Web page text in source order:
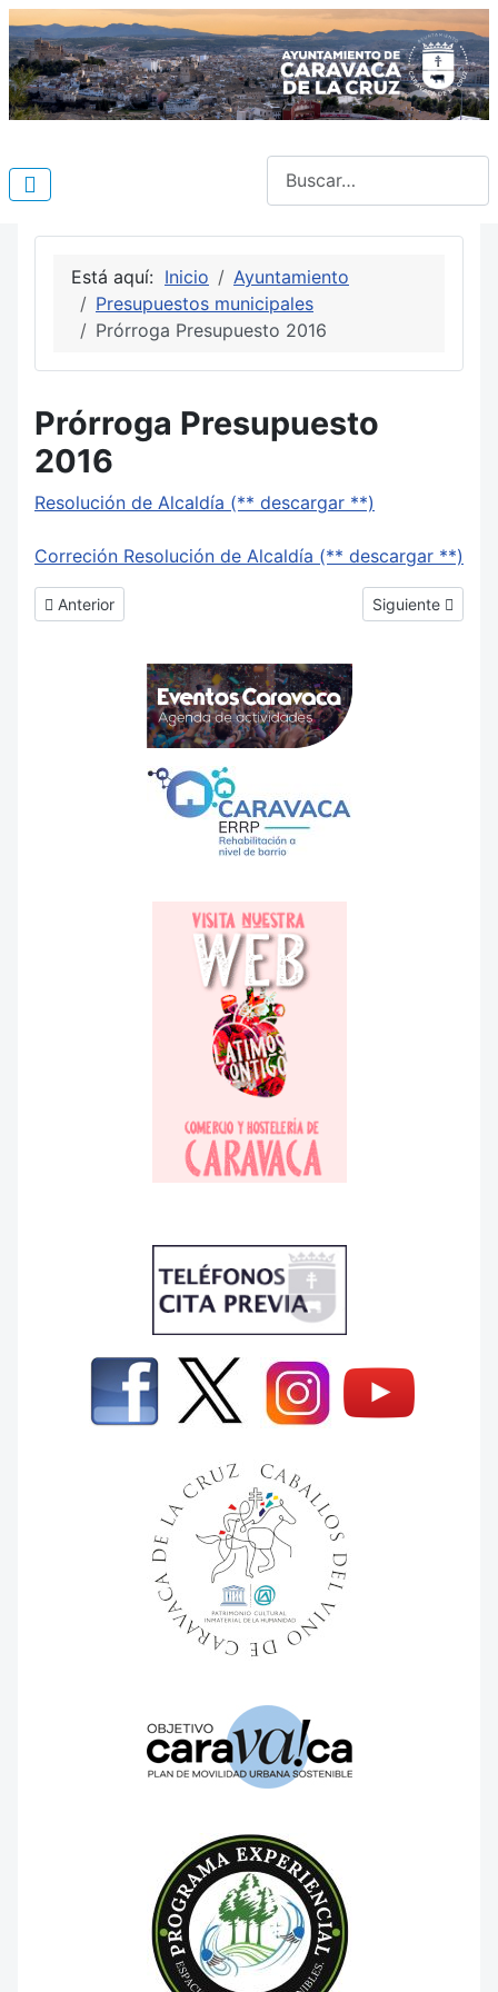
Está aquí: Inicio
Ayuntamiento
Presupuestos municipales
Prórroga Presupuesto 2016
Prórroga Presupuesto
2016
Resolución de Alcaldía (** descargar **)
Correción Resolución de Alcaldía (** descargar **)
Artículo anterior: Presupuesto ejercicio 2018
Anterior Artículo
Siguiente